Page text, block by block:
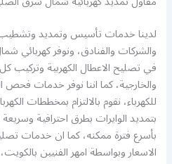
لدينا خدمات تأسيس وتمديد وتشطيب
والشركات والفنادق، ونوفر كهربائي
في تصليح الاعطال الكهربية وتركيب كل
والخارجية، كما اننا نوفر خدمات
للكهرباء، نقوم بالالتزام بمخططات
بتمديد الوايرات بطرق احترافية
بأسرع فترة ممكنه، كما ان خدمات
الاسعار وبواسطة امهر الفنيين